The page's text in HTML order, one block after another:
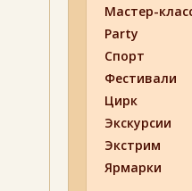
Мастер-
Party
Спорт
Фестивали
Цирк
Экскурсии
Экстрим
Ярмарки